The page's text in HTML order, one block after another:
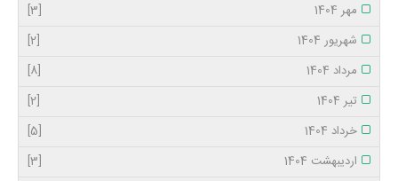
مهر 1404
[3]
شهریور 1404
[2]
مرداد 1404
[8]
تیر 1404
[2]
خرداد 1404
[5]
اردیبهشت 1404
[3]